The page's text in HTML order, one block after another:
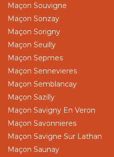
Maçon Souvigne
Maçon Sonzay
Maçon Sorigny
Maçon Seuilly
Maçon Sepmes
Maçon Sennevieres
Maçon Semblancay
Maçon Sazilly
Maçon Savigny En Veron
Maçon Savonnieres
Maçon Savigne Sur Lathan
Maçon Saunay